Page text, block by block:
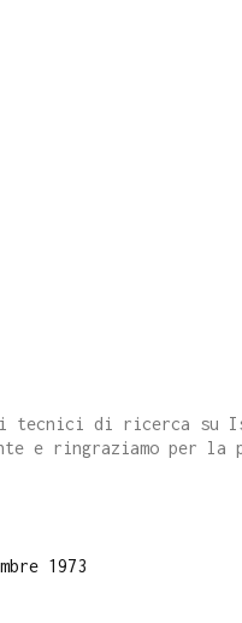
tecnici di ricerca su
e ringraziamo per la
1973